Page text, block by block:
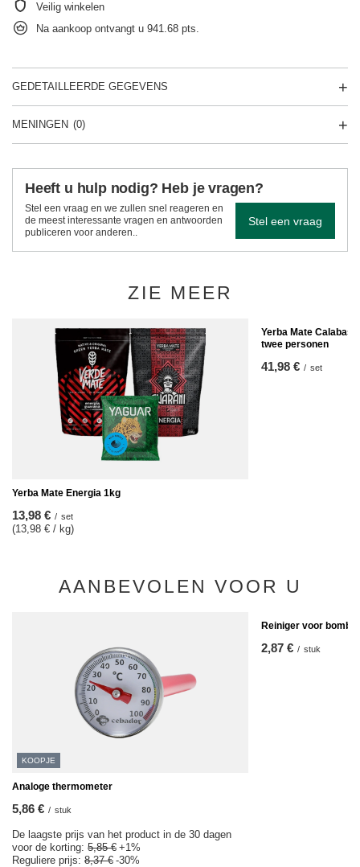
Veilig winkelen
Na aankoop ontvangt u 941.68 pts.
GEDETAILLEERDE GEGEVENS
MENINGEN (0)
Heeft u hulp nodig? Heb je vragen?
Stel een vraag en we zullen snel reageren en
de meest interessante vragen en antwoorden
publiceren voor anderen..
Stel een vraag
ZIE MEER
Yerba Mate Energia 1kg
13,98 € / set
(13,98 € / kg)
Yerba Mate
twee personen
41,98 € / set
AANBEVOLEN VOOR U
KOOPJE
Analoge thermometer
5,86 € / stuk
De laagste prijs van het product in de 30 dagen
voor de korting: 5,85 € +1%
Reguliere prijs: 8,37 € -30%
Reiniger voor
2,87 € / stuk